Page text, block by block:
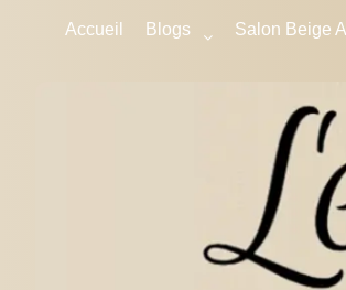
Accueil Blogs Salon Beige